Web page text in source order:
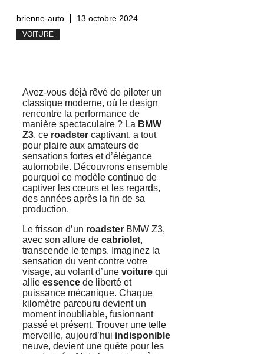
brienne-auto 13 octobre 2024
VOITURE
Avez-vous déjà rêvé de piloter un
classique moderne, où le design
rencontre la performance de
manière spectaculaire ? La BMW
Z3, ce roadster captivant, a tout
pour plaire aux amateurs de
sensations fortes et d’élégance
automobile. Découvrons ensemble
pourquoi ce modèle continue de
captiver les cœurs et les regards,
des années après la fin de sa
production.
Le frisson d’un roadster BMW Z3,
avec son allure de cabriolet,
transcende le temps. Imaginez la
sensation du vent contre votre
visage, au volant d’une voiture qui
allie essence de liberté et
puissance mécanique. Chaque
kilomètre parcouru devient un
moment inoubliable, fusionnant
passé et présent. Trouver une telle
merveille, aujourd’hui indisponible
neuve, devient une quête pour les